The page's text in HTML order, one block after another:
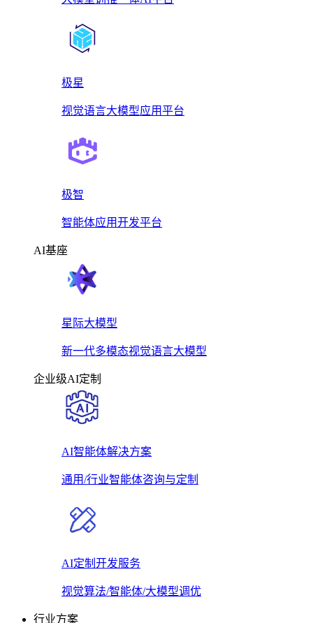
极星
视觉语言大模型应用平台
极智
智能体应用开发平台
AI基座
星际大模型
新一代多模态视觉语言大模型
企业级AI定制
AI智能体解决方案
通用/行业智能体咨询与定制
AI定制开发服务
视觉算法/智能体/大模型调优
行业方案